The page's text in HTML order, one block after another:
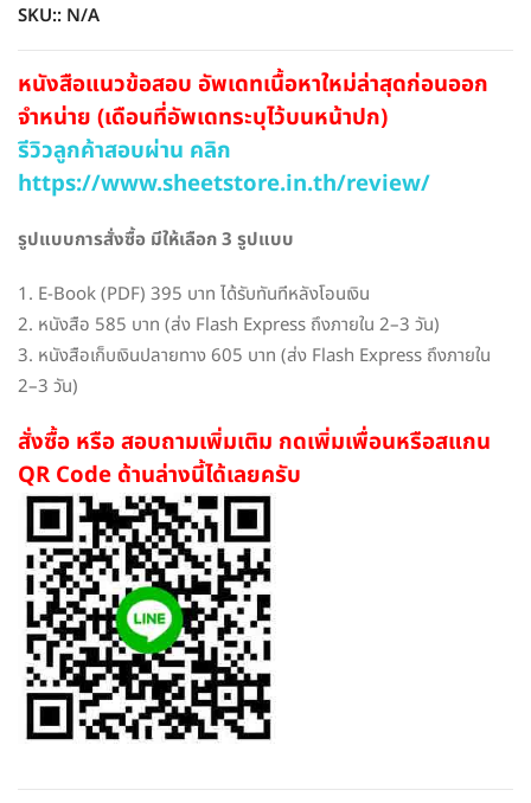
through
฿605.00
SKU:: N/A
หนังสือแนวข้อสอบ อัพเดทเนื้อหาใหม่ล่าสุดก่อนออก
จำหน่าย (เดือนที่อัพเดทระบุไว้บนหน้าปก)
รีวิวลูกค้าสอบผ่าน คลิก
https://www.sheetstore.in.th/review/
รูปแบบการสั่งซื้อ มีให้เลือก 3 รูปแบบ
1. E-Book (PDF) 395 บาท ได้รับทันทีหลังโอนเงิน
2. หนังสือ 585 บาท (ส่ง Flash Express ถึงภายใน 2–3 วัน)
3. หนังสือเก็บเงินปลายทาง 605 บาท (ส่ง Flash Express ถึงภายใน
2–3 วัน)
สั่งซื้อ หรือ สอบถามเพิ่มเติม กดเพิ่มเพื่อนหรือสแกน
QR Code ด้านล่างนี้ได้เลยครับ